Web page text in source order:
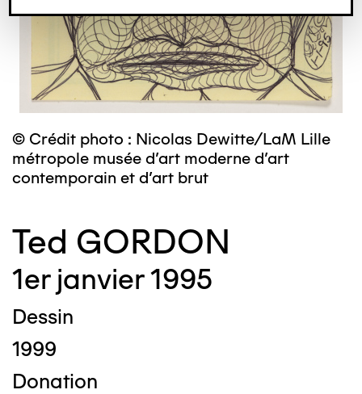
© Crédit photo : Nicolas Dewitte/LaM Lille
métropole musée d’art moderne d’art
contemporain et d’art brut
Ted GORDON
1er janvier 1995
Dessin
1999
Donation